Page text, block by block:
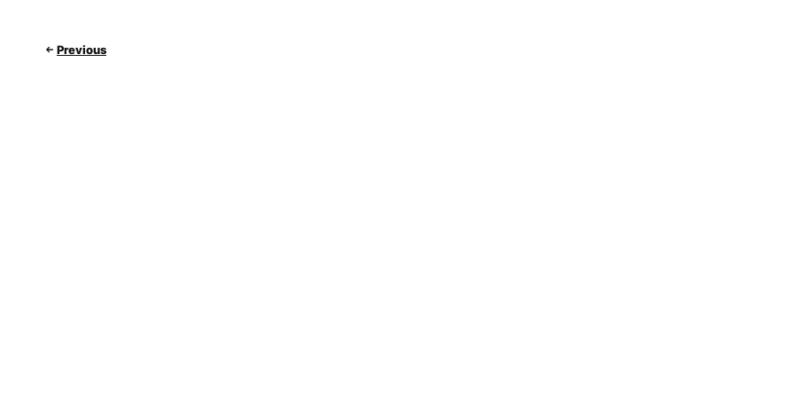
Previous